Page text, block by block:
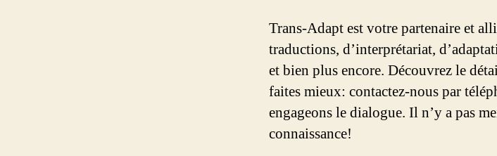
Trans-Adapt est votre partenaire et
traductions, d’interprétariat,
et bien plus encore. Découvrez le
faites mieux: contactez-nous par
engageons le dialogue. Il n’y a pas
connaissance!